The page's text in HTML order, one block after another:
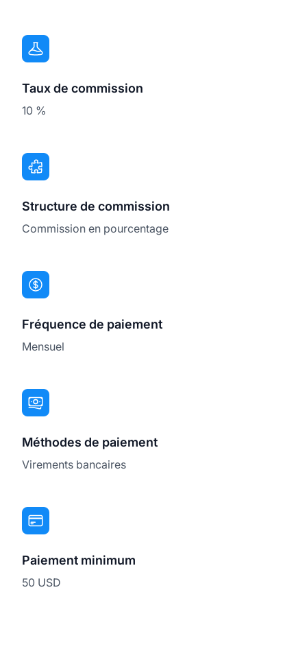
Taux de commission
10 %
Structure de commission
Commission en pourcentage
Fréquence de paiement
Mensuel
Méthodes de paiement
Virements bancaires
Paiement minimum
50 USD